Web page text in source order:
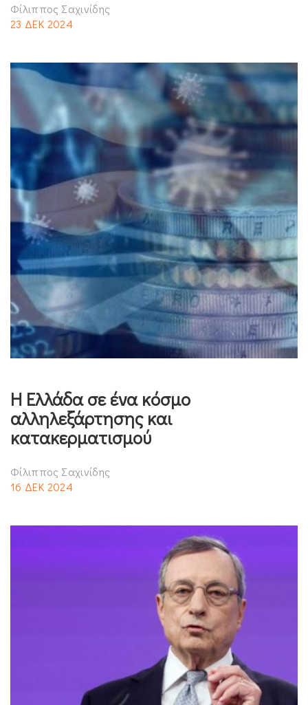
Φίλιππος Σαχινίδης
23 ΔΕΚ 2024
Η Ελλάδα σε ένα κόσμο
αλληλεξάρτησης και
κατακερματισμού
Φίλιππος Σαχινίδης
16 ΔΕΚ 2024